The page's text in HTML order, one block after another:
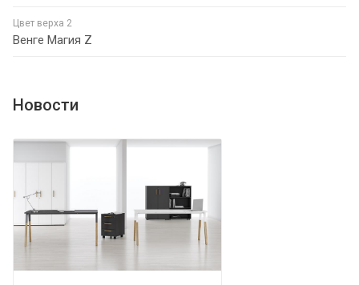
Цвет верха 2
Венге Магия Z
Новости